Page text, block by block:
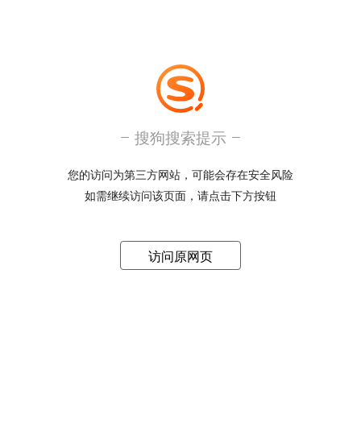
搜狗搜索提示
您的访问为第三方网站，可能会存在安全风险
如需继续访问该页面，请点击下方按钮
访问原网页